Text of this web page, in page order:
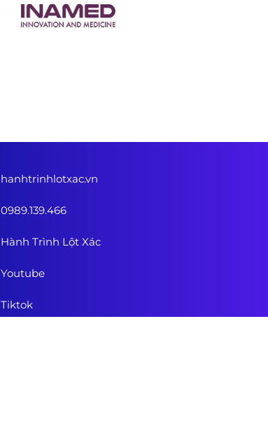
hanhtrinhlotxac.vn
0989.139.466
Hành Trình Lột Xác
Youtube
Tiktok